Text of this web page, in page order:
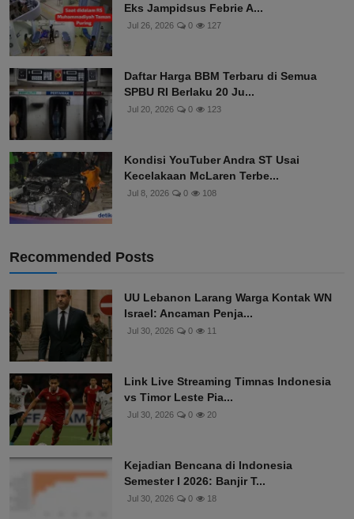
Eks Jampidsus Febrie A...
Jul 26, 2026 0 127
Daftar Harga BBM Terbaru di Semua
SPBU RI Berlaku 20 Ju...
Jul 20, 2026 0 123
Kondisi YouTuber Andra ST Usai
Kecelakaan McLaren Terbe...
Jul 8, 2026 0 108
Recommended Posts
UU Lebanon Larang Warga Kontak WN
Israel: Ancaman Penja...
Jul 30, 2026 0 11
Link Live Streaming Timnas Indonesia
vs Timor Leste Pia...
Jul 30, 2026 0 20
Kejadian Bencana di Indonesia
Semester I 2026: Banjir T...
Jul 30, 2026 0 18